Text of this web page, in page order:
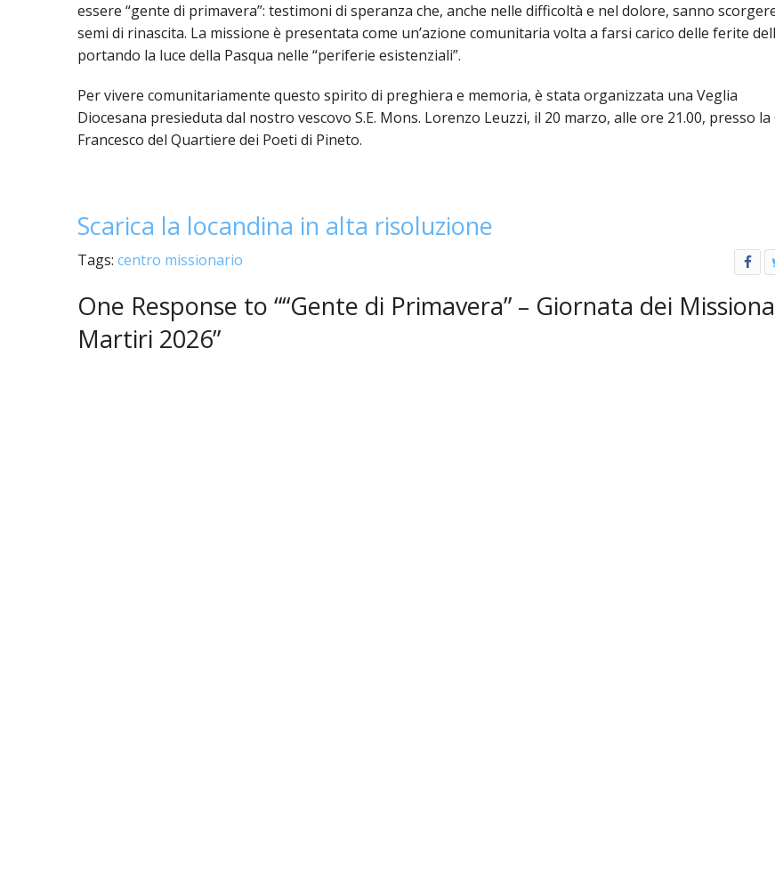
TRIBUNALE ECCLESIASTICO DIOCESANO APRUTINO
UNITALSI
essere “gente di primavera”: testimoni di speranza che, anche nelle difficoltà e nel dolore, sanno
semi di rinascita. La missione è presentata come un’azione comunitaria volta a farsi carico delle ferite
portando la luce della Pasqua nelle “periferie esistenziali”.
Per vivere comunitariamente questo spirito di preghiera e memoria, è stata organizzata una Veglia
Diocesana presieduta dal nostro vescovo S.E. Mons. Lorenzo Leuzzi, il 20 marzo, alle ore 21.00, presso la
Francesco del Quartiere dei Poeti di Pineto.
Scarica la locandina in alta risoluzione
Tags: centro missionario
One Response to ““Gente di Primavera” – Giornata dei
Martiri 2026”